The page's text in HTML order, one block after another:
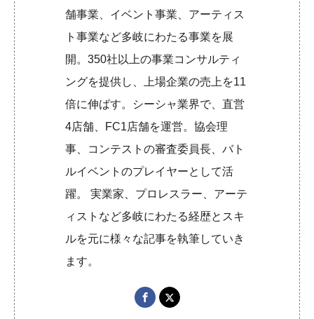
舗事業、イベント事業、アーティス
ト事業など多岐にわたる事業を展
開。350社以上の事業コンサルティ
ングを提供し、上場企業の売上を11
倍に伸ばす。シーシャ業界で、直営
4店舗、FC1店舗を運営。協会理
事、コンテストの審査委員長、バト
ルイベントのプレイヤーとして活
躍。 実業家、プロレスラー、アーテ
ィストなど多岐にわたる経歴とスキ
ルを元に様々な記事を執筆していき
ます。